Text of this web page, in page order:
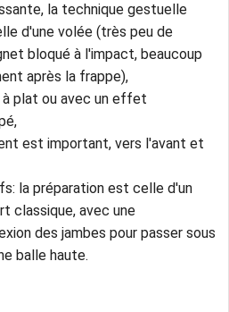
la technique gestuelle
d'une volée (très peu de
bloqué à l'impact, beaucoup
après la frappe),
plat ou avec un effet
est important, vers l'avant et
la préparation est celle d'un
classique, avec une
des jambes pour passer sous
balle haute.